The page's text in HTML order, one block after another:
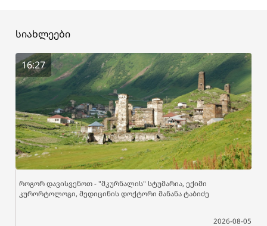
სიახლეები
16:27
როგორ დავისვენოთ - "მკურნალის" სტუმარია, ექიმი
კურორტოლოგი, მედიცინის დოქტორი მანანა ტაბიძე
2026-08-05